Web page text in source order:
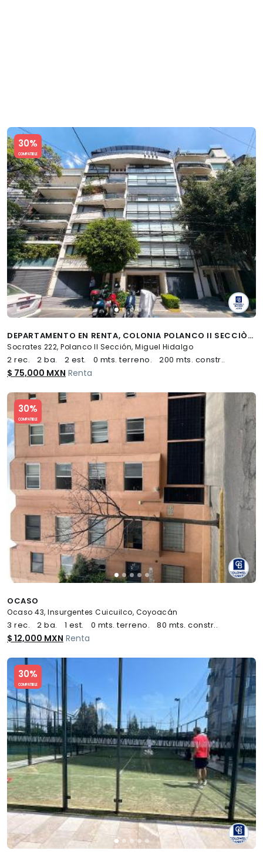
30%
COMPATIBLE
Slide 1 of 5
DEPARTAMENTO EN RENTA, COLONIA POLANCO II SECCIÒN. MIGUEL HIDALGO
Socrates 222, Polanco II Sección, Miguel Hidalgo
2 rec. 2 ba. 2 est. 0 mts. terreno. 200 mts. constr..
$ 75,000 MXN Renta
30%
COMPATIBLE
Slide 1 of 5
OCASO
Ocaso 43, Insurgentes Cuicuilco, Coyoacán
3 rec. 2 ba. 1 est. 0 mts. terreno. 80 mts. constr..
$ 12,000 MXN Renta
30%
COMPATIBLE
Slide 1 of 5